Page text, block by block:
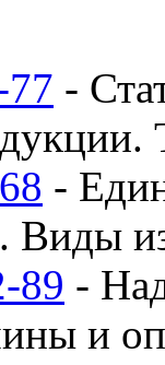
-
-
Виды
89 -
и